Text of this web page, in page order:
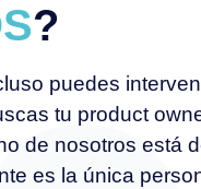
?
puedes
tu product
de nosotros está
es la única